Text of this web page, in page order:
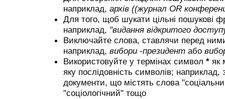
наприклад, архів ((журнал OR
Для того, щоб шукати цільні пошукові
наприклад, "видання відкритого
Виключайте слова, ставлячи перед
наприклад, вибори -президент або
Використовуйте у термінах символ * як
яку послідовність символів;
документи, що містять слова
"соціологічний" тощо